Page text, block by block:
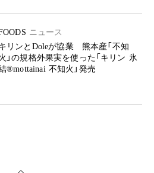
ニュース
リンとDoleが協業 熊本産「不知
」の規格外果実を使った「キリン 氷
®mottainai 不知火」発売